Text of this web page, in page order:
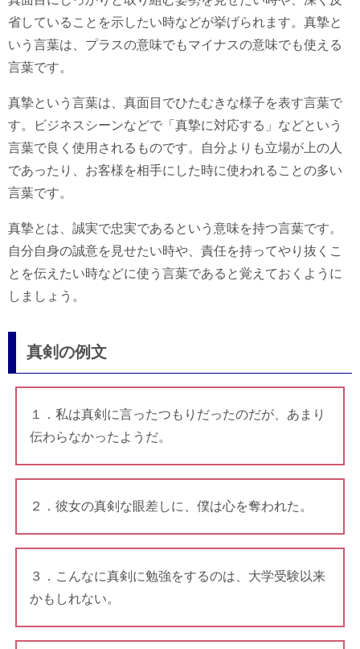
省していることを示したい時などが挙げられます。真摯と
いう言葉は、プラスの意味でもマイナスの意味でも使える
言葉です。
真摯という言葉は、真面目でひたむきな様子を表す言葉で
す。ビジネスシーンなどで「真摯に対応する」などという
言葉で良く使用されるものです。自分よりも立場が上の人
であったり、お客様を相手にした時に使われることの多い
言葉です。
真摯とは、誠実で忠実であるという意味を持つ言葉です。
自分自身の誠意を見せたい時や、責任を持ってやり抜くこ
とを伝えたい時などに使う言葉であると覚えておくように
しましょう。
真剣の例文
１．私は真剣に言ったつもりだったのだが、あまり
伝わらなかったようだ。
２．彼女の真剣な眼差しに、僕は心を奪われた。
３．こんなに真剣に勉強をするのは、大学受験以来
かもしれない。